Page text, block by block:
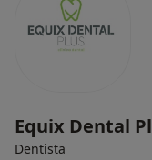
Equix Dental
Dentista